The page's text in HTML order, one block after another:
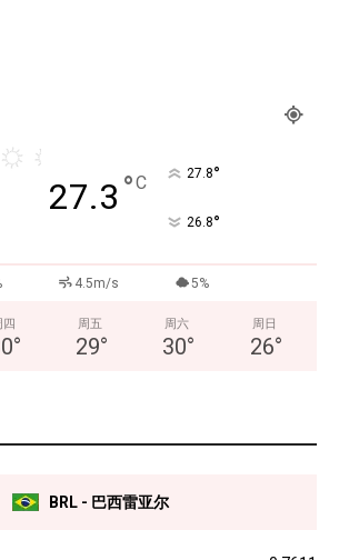
27.3 °C 27.8°
26.8°
4.5m/s 5%
四
°
周五
29°
周六
30°
周日
26°
BRL - 巴西雷亚尔